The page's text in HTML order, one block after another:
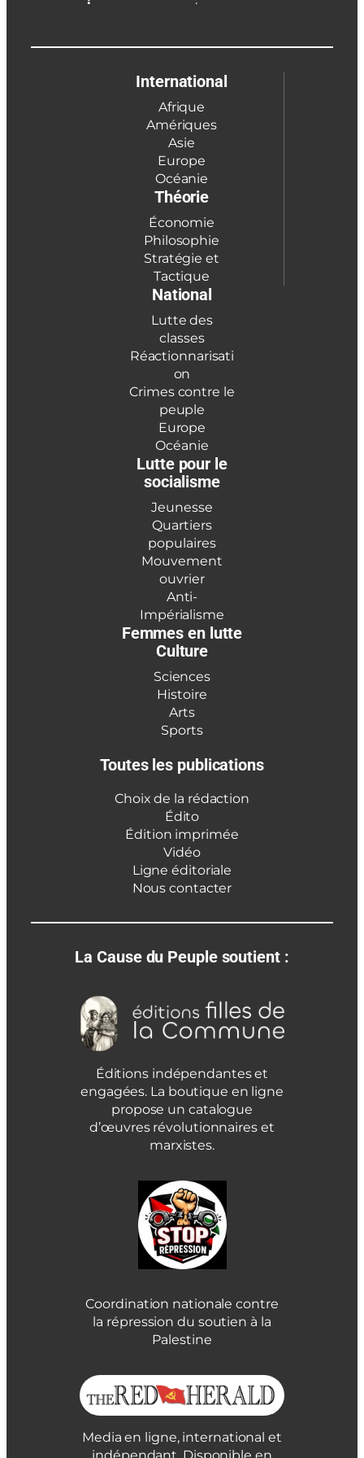
International
Afrique
Amériques
Asie
Europe
Océanie
Théorie
Économie
Philosophie
Stratégie et
Tactique
National
Lutte des
classes
Réactionnarisati
on
Crimes contre le
peuple
Europe
Océanie
Lutte pour le
socialisme
Jeunesse
Quartiers
populaires
Mouvement
ouvrier
Anti-
Impérialisme
Femmes en lutte
Culture
Sciences
Histoire
Arts
Sports
Toutes les publications
Choix de la rédaction
Édito
Édition imprimée
Vidéo
Ligne éditoriale
Nous contacter
La Cause du Peuple soutient :
Éditions indépendantes et
engagées. La boutique en ligne
propose un catalogue
d’œuvres révolutionnaires et
marxistes.
Coordination nationale contre
la répression du soutien à la
Palestine
Media en ligne, international et